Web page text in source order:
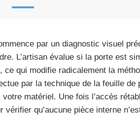
par un diagnostic visuel
L’artisan évalue si la porte est
ce qui modifie radicalement la
par la technique de la feuille
matériel. Une fois l’accès
vérifier qu’aucune pièce interne